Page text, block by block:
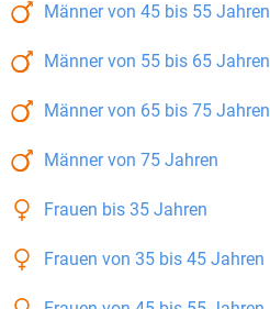
Männervon 45 bis 55 Jahren
Männervon 55 bis 65 Jahren
Männervon 65 bis 75 Jahren
Männervon 75 Jahren
Frauen bis 35 Jahren
Frauen von 35 bis 45 Jahren